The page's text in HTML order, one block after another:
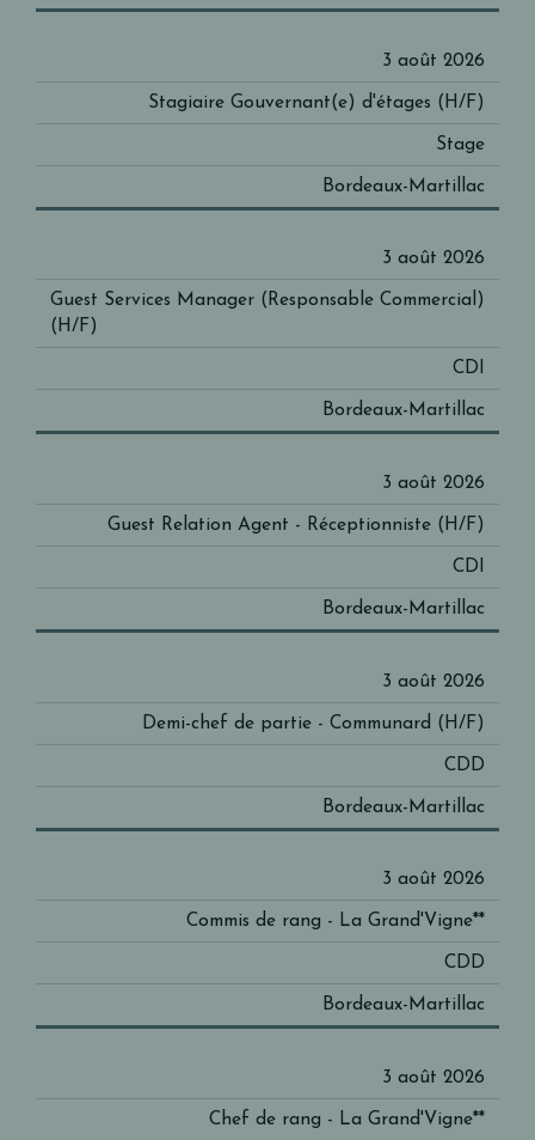
3 août 2026
Stagiaire Gouvernant(e) d'étages (H/F)
Stage
Bordeaux-Martillac
3 août 2026
Guest Services Manager (Responsable Commercial)
(H/F)
CDI
Bordeaux-Martillac
3 août 2026
Guest Relation Agent - Réceptionniste (H/F)
CDI
Bordeaux-Martillac
3 août 2026
Demi-chef de partie - Communard (H/F)
CDD
Bordeaux-Martillac
3 août 2026
Commis de rang - La Grand'Vigne**
CDD
Bordeaux-Martillac
3 août 2026
Chef de rang - La Grand'Vigne**